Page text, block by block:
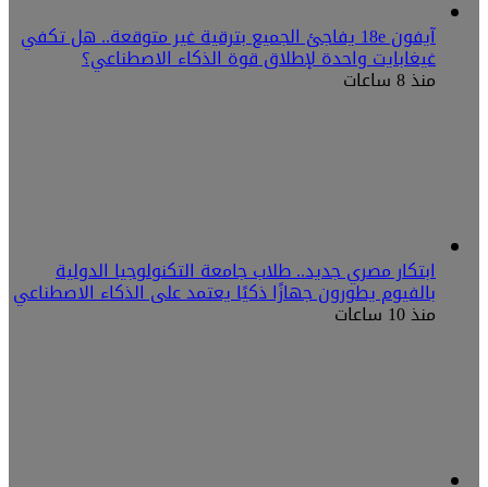
آيفون 18e يفاجئ الجميع بترقية غير متوقعة.. هل تكفي
غيغابايت واحدة لإطلاق قوة الذكاء الاصطناعي؟
منذ 8 ساعات
ابتكار مصري جديد.. طلاب جامعة التكنولوجيا الدولية
بالفيوم يطورون جهازًا ذكيًا يعتمد على الذكاء الاصطناعي
منذ 10 ساعات